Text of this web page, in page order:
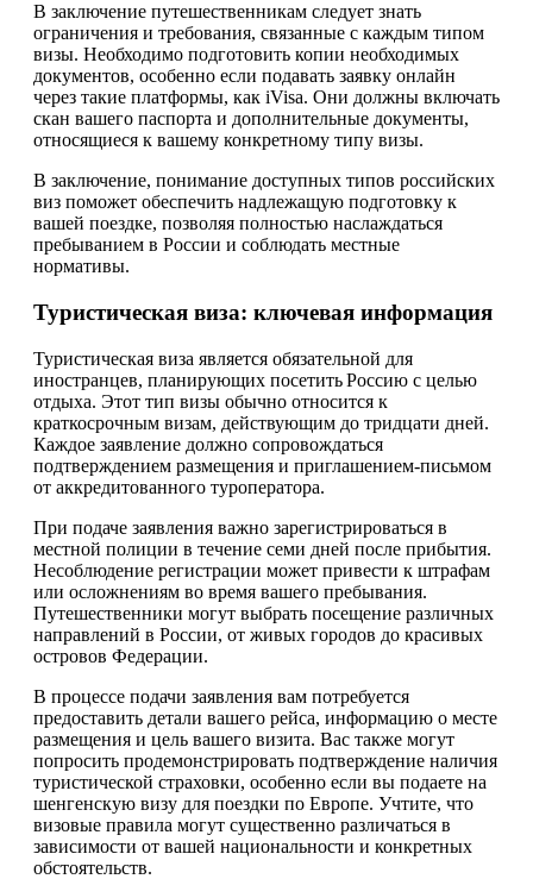
В заключение путешественникам следует знать
ограничения и требования, связанные с каждым типом
визы. Необходимо подготовить копии необходимых
документов, особенно если подавать заявку онлайн
через такие платформы, как iVisa. Они должны включать
скан вашего паспорта и дополнительные документы,
относящиеся к вашему конкретному типу визы.
В заключение, понимание доступных типов российских
виз поможет обеспечить надлежащую подготовку к
вашей поездке, позволяя полностью наслаждаться
пребыванием в России и соблюдать местные
нормативы.
Туристическая виза: ключевая информация
Туристическая виза является обязательной для
иностранцев, планирующих посетить Россию с целью
отдыха. Этот тип визы обычно относится к
краткосрочным визам, действующим до тридцати дней.
Каждое заявление должно сопровождаться
подтверждением размещения и приглашением-письмом
от аккредитованного туроператора.
При подаче заявления важно зарегистрироваться в
местной полиции в течение семи дней после прибытия.
Несоблюдение регистрации может привести к штрафам
или осложнениям во время вашего пребывания.
Путешественники могут выбрать посещение различных
направлений в России, от живых городов до красивых
островов Федерации.
В процессе подачи заявления вам потребуется
предоставить детали вашего рейса, информацию о месте
размещения и цель вашего визита. Вас также могут
попросить продемонстрировать подтверждение наличия
туристической страховки, особенно если вы подаете на
шенгенскую визу для поездки по Европе. Учтите, что
визовые правила могут существенно различаться в
зависимости от вашей национальности и конкретных
обстоятельств.